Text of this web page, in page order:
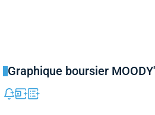
Graphique boursier